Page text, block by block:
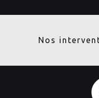
Nos